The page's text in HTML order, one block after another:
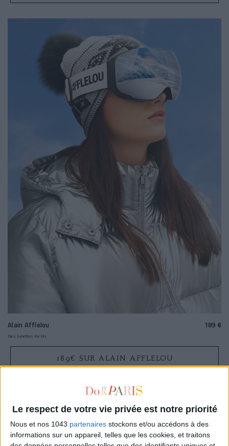
Le respect de votre vie privée est notre priorité
Nous et nos 1043 partenaires stockons et/ou accédons à des
informations sur un appareil, telles que les cookies, et traitons
Alain Afflelou 189 €
Des lunettes de ski
189€ SUR ALAIN AFFLELOU
LES MOTS DE LA RÉDAC'